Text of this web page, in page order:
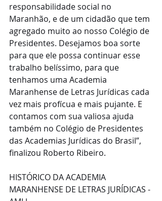
responsabilidade social no
Maranhão, e de um cidadão que tem
agregado muito ao nosso Colégio de
Presidentes. Desejamos boa sorte
para que ele possa continuar esse
trabalho belíssimo, para que
tenhamos uma Academia
Maranhense de Letras Jurídicas cada
vez mais profícua e mais pujante. E
contamos com sua valiosa ajuda
também no Colégio de Presidentes
das Academias Jurídicas do Brasil”,
finalizou Roberto Ribeiro.
HISTÓRICO DA ACADEMIA
MARANHENSE DE LETRAS JURÍDICAS -